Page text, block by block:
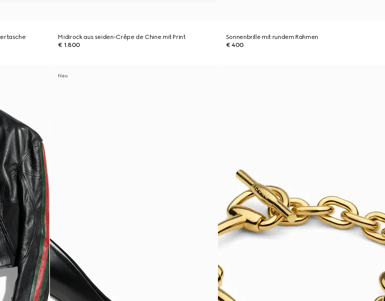
Midirock aus seiden-Crêpe de Chine mit Print
€ 1.800
Sonnenbrille mit rundem Rahmen
€ 400
Neu